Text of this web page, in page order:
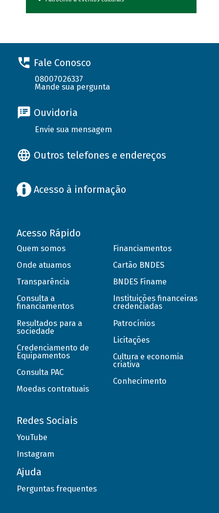
Fale Conosco
08007026337
Mande sua pergunta
Ouvidoria
Envie sua mensagem
Outros telefones e endereços
Acesso à informação
Acesso Rápido
Quem somos
Onde atuamos
Transparência
Consulta a
financiamentos
Resultados para a
sociedade
Credenciamento de
Equipamentos
Consulta PAC
Moedas contratuais
Financiamentos
Cartão BNDES
BNDES Finame
Instituições financeiras
credenciadas
Patrocínios
Licitações
Cultura e economia
criativa
Conhecimento
Redes Sociais
YouTube
Instagram
Ajuda
Perguntas frequentes